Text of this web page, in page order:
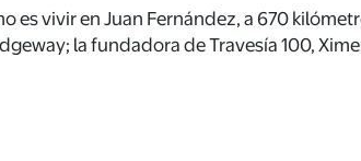
es vivir en Juan Fernández, a 670
la fundadora de Travesía 100,